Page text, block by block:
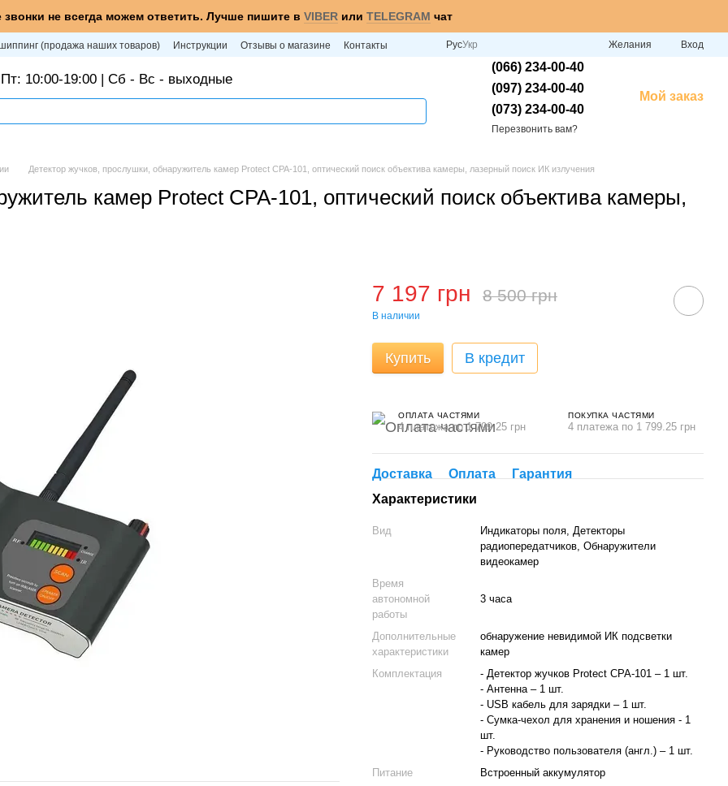
не всегда можем ответить. Лучше пишите в VIBER или TELEGRAM чат
(продажа наших товаров) Инструкции Отзывы о магазине Контакты РусУкр Желания Вход
10:00-19:00 | Сб - Вс - выходные
(066) 234-00-40
(097) 234-00-40
(073) 234-00-40
Перезвонить вам?
Мой заказ
Детектор жучков, прослушки, обнаружитель камер Protect CPA-101, оптический поиск объектива камеры, лазерный поиск ИК излучения
камер Protect CPA-101, оптический поиск объектива камеры,
7 197 грн 8 500 грн
В наличии
Купить В кредит
ОПЛАТА ЧАСТЯМИ
4 платежа по 1 799.25 грн
ПОКУПКА ЧАСТЯМИ
4 платежа по 1 799.25 грн
Доставка Оплата
Гарантия
Характеристики
Вид
Индикаторы поля, Детекторы
радиопередатчиков, Обнаружители
видеокамер
Время
автономной
работы
3 часа
Дополнительные
характеристики
обнаружение невидимой ИК подсветки
камер
Комплектация
- Детектор жучков Protect CPA-101 – 1 шт.
- Антенна – 1 шт.
- USB кабель для зарядки – 1 шт.
- Сумка-чехол для хранения и ношения - 1
шт.
- Руководство пользователя (англ.) – 1 шт.
Питание
Встроенный аккумулятор